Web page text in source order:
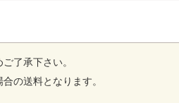
了承下さい。
の送料となります。